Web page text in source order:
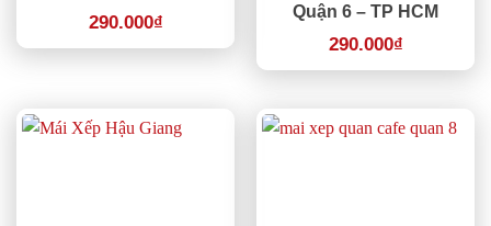
290.000₫
Quận 6 – TP HCM
290.000₫